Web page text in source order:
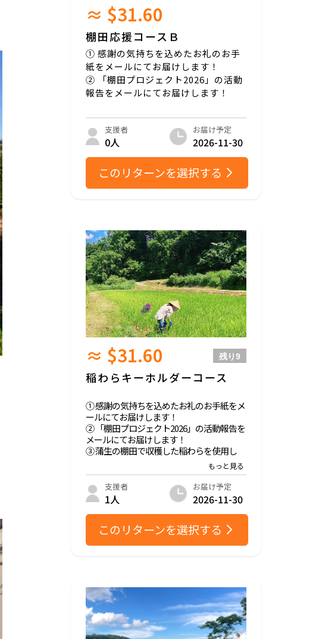
≈ $31.60
棚田応援コースＢ
① 感謝の気持ちを込めたお礼のお手
紙をメールにてお届けします！
② 「棚田プロジェクト2026」の活動
報告をメールにてお届けします！
支援者
0人
お届け予定
2026-11-30
このリターンを選択する
≈ $31.60 残り9
稲わらキーホルダーコース
① 感謝の気持ちを込めたお礼のお手紙をメ
ールにてお届けします！
② 「棚田プロジェクト2026」の活動報告を
メールにてお届けします！
③ 蒲生の棚田で収穫した稲わらを使用し
た、手作りキーホルダーをお届けします！
一つひとつサークルメンバーが手作業で制
作します。
※制作上の都合により作成が困難となった
場合は、代替品をお送りする場合がありま
す。
支援者
1人
お届け予定
2026-11-30
このリターンを選択する